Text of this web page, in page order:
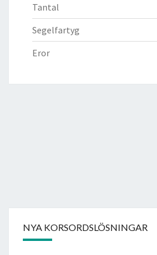
Tantal
Segelfartyg
Eror
NYA KORSORDSLÖSNINGAR